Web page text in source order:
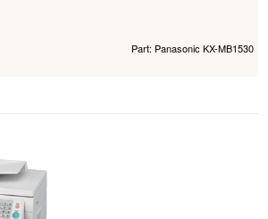
Part: Panasonic KX-MB1530